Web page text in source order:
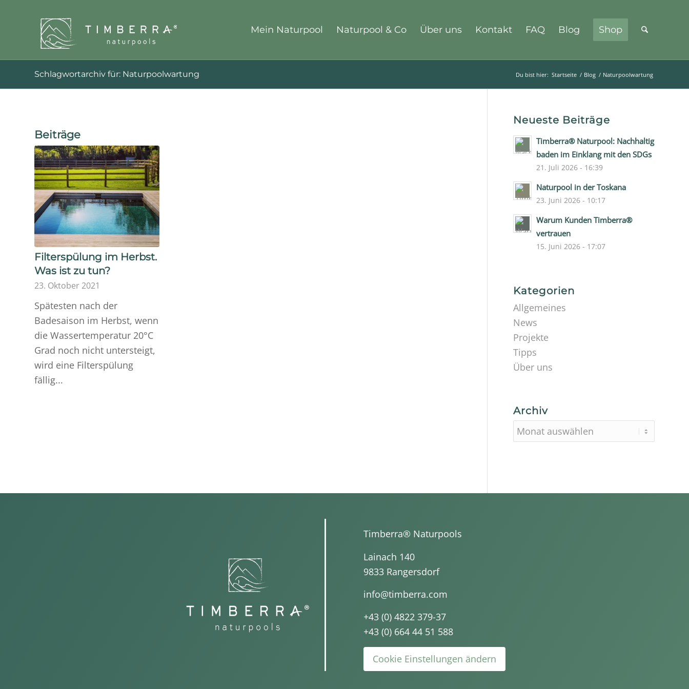
Mein Naturpool Naturpool & Co Über uns Kontakt FAQ Blog Shop
Schlagwortarchiv für: Naturpoolwartung Du bist hier: Startseite / Blog / Naturpoolwartung
Beiträge
Filterspülung im Herbst.
Was ist zu tun?
23. Oktober 2021
Spätesten nach der
Badesaison im Herbst, wenn
die Wassertemperatur 20°C
Grad noch nicht untersteigt,
wird eine Filterspülung
fällig...
Neueste Beiträge
Timberra® Naturpool: Nachhaltig
baden im Einklang mit den SDGs
21. Juli 2026 - 16:39
Naturpool in der Toskana
23. Juni 2026 - 10:17
Warum Kunden Timberra®
vertrauen
15. Juni 2026 - 17:07
Kategorien
Allgemeines
News
Projekte
Tipps
Über uns
Archiv
Timberra® Naturpools
Lainach 140
9833 Rangersdorf
info@timberra.com
+43 (0) 4822 379-37
+43 (0) 664 44 51 588
Cookie Einstellungen ändern